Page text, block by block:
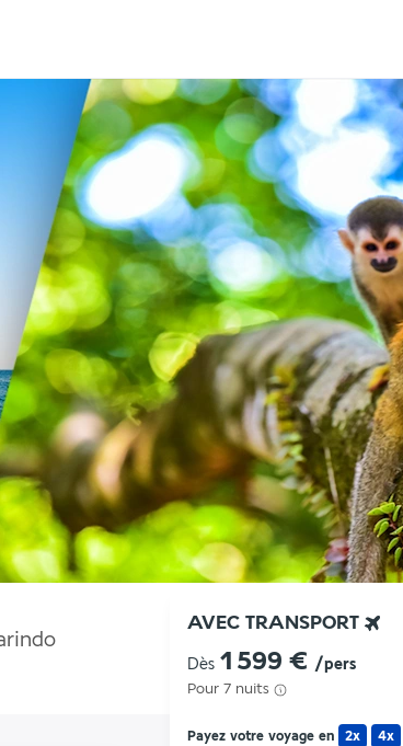
AVEC TRANSPORT
Dès 1 599 € /pers
Pour 7 nuits
Payez votre voyage en 2x 4x